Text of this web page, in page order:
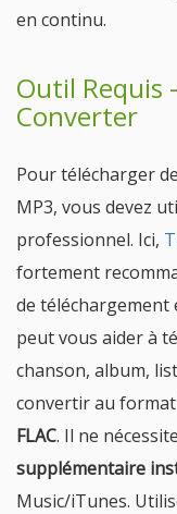
en continu.
Outil Requis
Converter
Pour télécharger
MP3, vous devez
professionnel. Ici,
fortement
de téléchargement
peut vous aider à
chanson, album,
convertir au format
FLAC. Il ne nécessite
supplémentaire
Music/iTunes.